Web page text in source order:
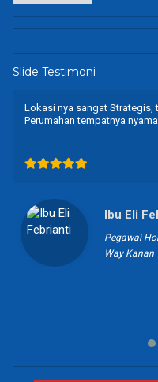
Slide Testimoni
Lokasi nya sangat Strategis,
Perumahan tempatnya
Ibu Eli
Pegawai
Way Kanan